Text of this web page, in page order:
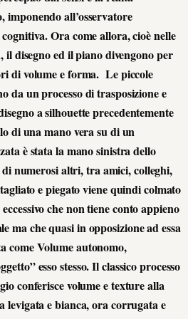
imponendo all’osservatore
Ora come allora, cioè nelle
disegno ed il piano divengono per
di volume e forma. Le piccole
da un processo di trasposizione e
a silhouette precedentemente
di una mano vera su di un
è stata la mano sinistra dello
di numerosi altri, tra amici, colleghi,
e piegato viene quindi colmato
che non tiene conto appieno
ma che quasi in opposizione ad essa
come Volume autonomo,
esso stesso. Il classico processo
conferisce volume e texture alla
levigata e bianca, ora corrugata e